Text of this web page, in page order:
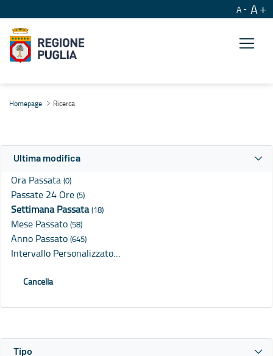
A A
Homepage Ricerca
Ultima modifica
Ora Passata (0)
Passate 24 Ore (5)
Settimana Passata(18)
Mese Passato (58)
Anno Passato (645)
Intervallo Personalizzato…
Cancella
Tipo